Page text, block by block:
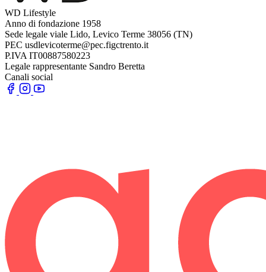
WD Lifestyle
Anno di fondazione 1958
Sede legale viale Lido, Levico Terme 38056 (TN)
PEC usdlevicoterme@pec.figctrento.it
P.IVA IT00887580223
Legale rappresentante Sandro Beretta
Canali social